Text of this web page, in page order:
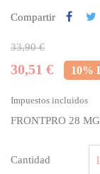
Compartir
33,90 €
30,51 € 10%
Impuestos incluidos
FRONTPRO 28
Cantidad